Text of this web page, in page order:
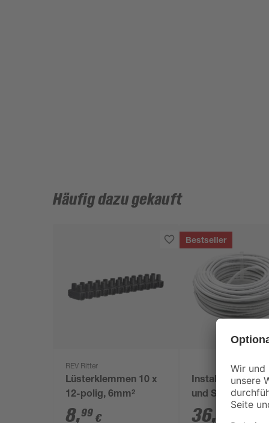
Häufig dazu gekauft
REV Ritter
Lüsterklemmen 10 x
12-polig, 6mm²
8,99 €
Bestseller
Installations-
und Stromkabel
NYM-J
36,